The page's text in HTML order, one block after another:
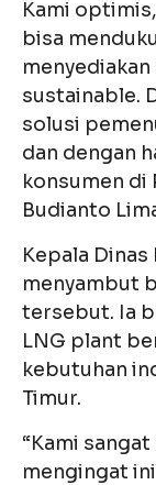
Kami
bisa
sustainable.
solusi
dan dengan
konsumen di
Budianto
Kepala
menyambut
tersebut. Ia
LNG plant
kebutuhan
Timur.
“Kami
mengingat